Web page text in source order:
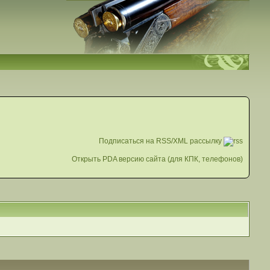
Подписаться на RSS/XML рассылку
Открыть PDA версию сайта (для КПК, телефонов)